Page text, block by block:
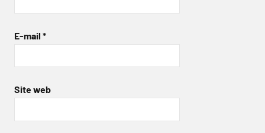
E-mail *
Site web